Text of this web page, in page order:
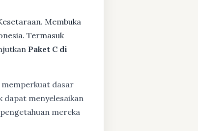
Membuka
Termasuk
Paket C di
dasar
dapat menyelesaikan
mereka